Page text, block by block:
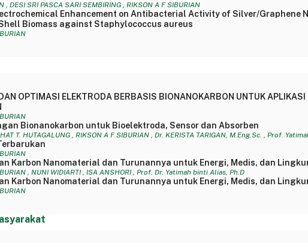
, DESI SRI PASCA SARI SEMBIRING , RIKSON A F SIBURIAN
Enhancement on Antibacterial Activity of Silver/Graphene
Biomass against Staphylococcus aureus
OPTIMASI ELEKTRODA BERBASIS BIONANOKARBON UNTUK APLIKASI
Bionanokarbon untuk Bioelektroda, Sensor dan Absorben
T. HUTAGALUNG , RIKSON A F SIBURIAN , Dr. KERISTA TARIGAN, M.Eng.Sc. , Prof.
Karbon Nanomaterial dan Turunannya untuk Energi, Medis, dan
, NUNI WIDIARTI , ISA ANSHORI , Prof. Dr. Yatimah binti Alias, Ph.D
Karbon Nanomaterial dan Turunannya untuk Energi, Medis, dan